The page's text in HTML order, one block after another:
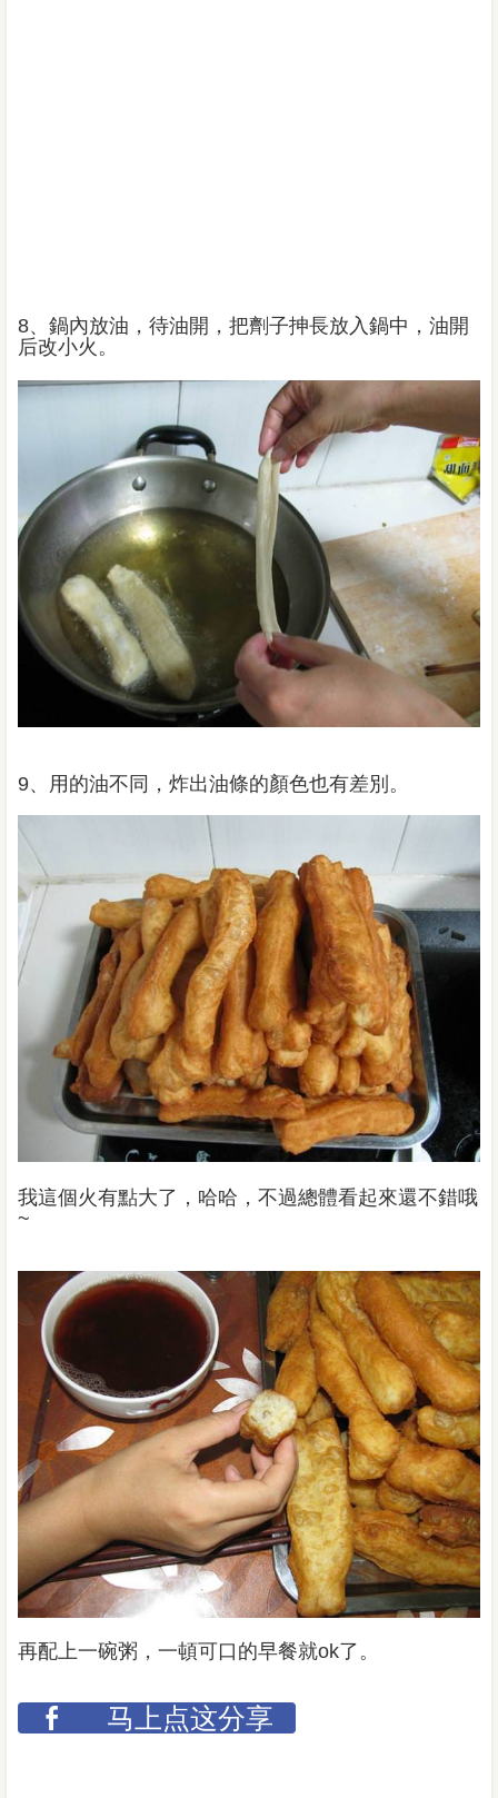
8、鍋內放油，待油開，把劑子抻長放入鍋中，油開
后改小火。
9、用的油不同，炸出油條的顏色也有差別。
我這個火有點大了，哈哈，不過總體看起來還不錯哦
~
再配上一碗粥，一頓可口的早餐就ok了。
马上点这分享